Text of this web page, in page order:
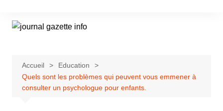
contenu
Accueil
Education
Quels sont les problèmes qui peuvent vous emmener à
consulter un psychologue pour enfants.